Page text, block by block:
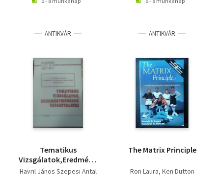
ANTIKVÁR
Tematikus
Vizsgálatok,Eredménymérések
tapasztalatai
Havril János Szepesi Antal
ANTIKVÁR
The Matrix Principle
Ron Laura Ken Dutton